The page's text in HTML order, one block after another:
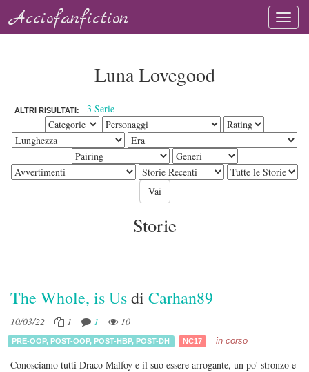
Acciofanfiction
Luna Lovegood
ALTRI RISULTATI: 3 Serie
Storie
The Whole, is Usdi Carhan89
10/03/22 1 1 10
PRE-OOP,POST-OOP,POST-HBP,POST-DH NC17 in corso
Conosciamo tutti Draco Malfoy e il suo essere arrogante, un po' stronzo e